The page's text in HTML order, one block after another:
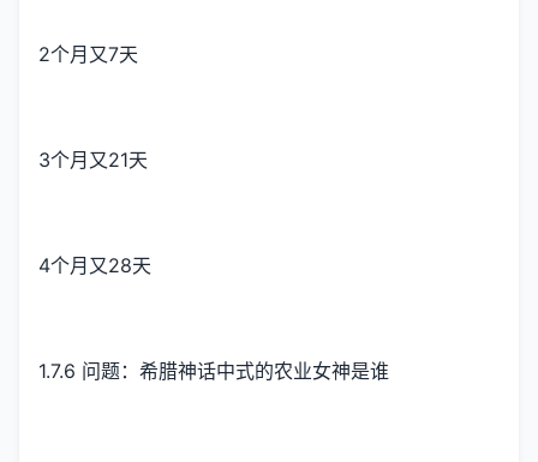
2个月又7天
3个月又21天
4个月又28天
1.7.6 问题：希腊神话中式的农业女神是谁